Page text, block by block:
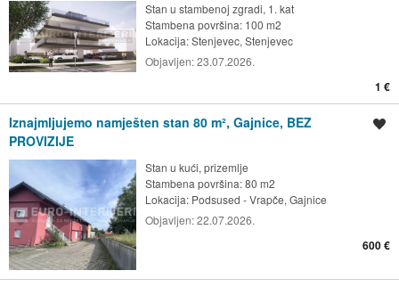
Stan u stambenoj zgradi, 1. kat
Stambena površina: 100 m2
Lokacija:Stenjevec, Stenjevec
Objavljen:23.07.2026.
1 €
Iznajmljujemo namješten stan 80 m², Gajnice, BEZ
PROVIZIJE
Stan u kući, prizemlje
Stambena površina: 80 m2
Lokacija: Podsused - Vrapče, Gajnice
Objavljen:22.07.2026.
600 €